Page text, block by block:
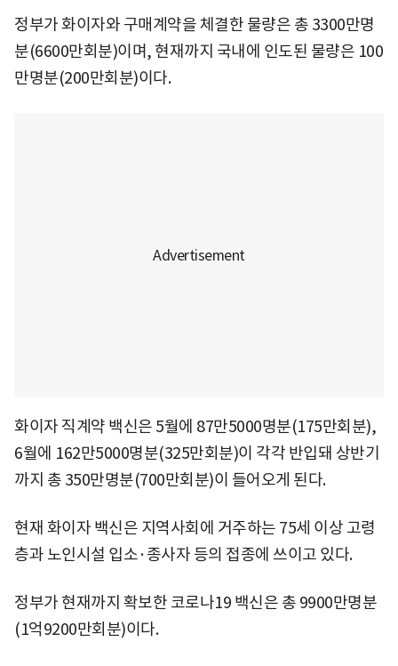
정부가 화이자와 구매계약을 체결한 물량은 총 3300만명
분(6600만회분)이며, 현재까지 국내에 인도된 물량은 100
만명분(200만회분)이다.
화이자 직계약 백신은 5월에 87만5000명분(175만회분),
6월에 162만5000명분(325만회분)이 각각 반입돼 상반기
까지 총 350만명분(700만회분)이 들어오게 된다.
현재 화이자 백신은 지역사회에 거주하는 75세 이상 고령
층과 노인시설 입소·종사자 등의 접종에 쓰이고 있다.
정부가 현재까지 확보한 코로나19 백신은 총 9900만명분
(1억9200만회분)이다.